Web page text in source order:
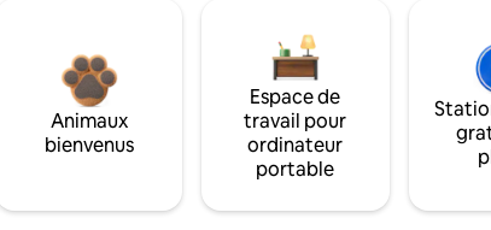
Animaux
bienvenus
Espace de
travail pour
ordinateur
portable